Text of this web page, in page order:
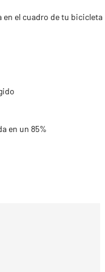
en el cuadro de tu bicicleta
en un 85%